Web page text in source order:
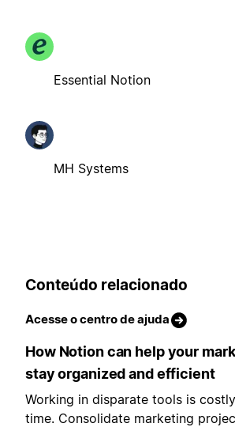
Essential Notion
MH Systems
Conteúdo relacionado
Acesse o centro de ajuda
How Notion can help your
stay organized and efficient
Working in disparate tools is
time. Consolidate marketing